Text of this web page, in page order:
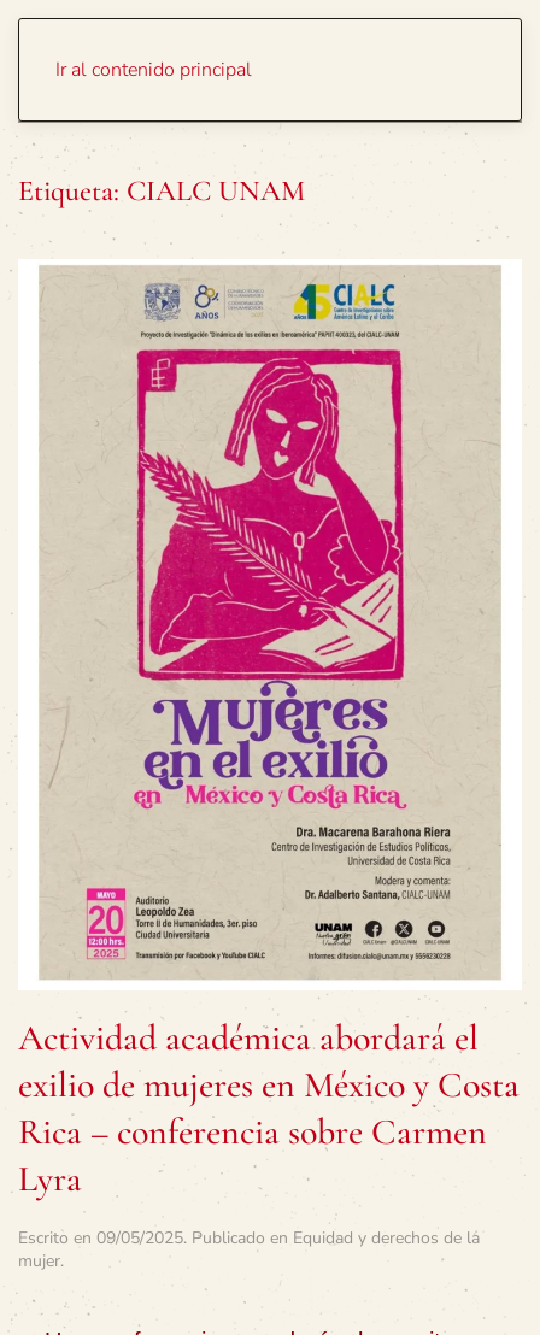
Ir al contenido principal
Etiqueta: CIALC UNAM
Actividad académica abordará el
exilio de mujeres en México y Costa
Rica – conferencia sobre Carmen
Lyra
Escrito en 09/05/2025. Publicado en Equidad y derechos de la
mujer.